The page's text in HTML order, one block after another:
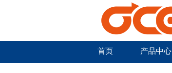
首页 产品中心